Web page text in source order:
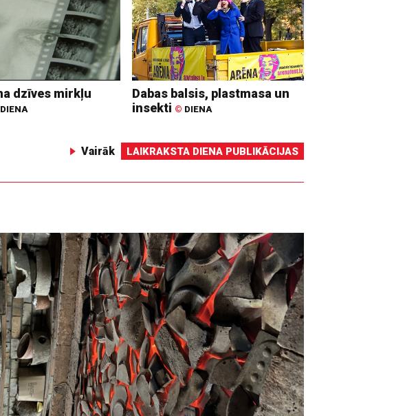
dzīves mirkļu
DIENA
Dabas balsis, plastmasa un
insekti © DIENA
Vairāk LAIKRAKSTA DIENA PUBLIKĀCIJAS